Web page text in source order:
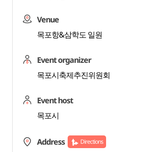
Venue
목포항&삼학도 일원
Event organizer
목포시축제추진위원회
Event host
목포시
Address Directions